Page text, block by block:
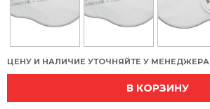
ЦЕНУ И НАЛИЧИЕ УТОЧНЯЙТЕ У МЕНЕДЖЕРА
В КОРЗИНУ